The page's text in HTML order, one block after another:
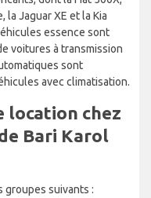
la Jaguar XE et la Kia
essence sont
voitures à transmission
sont
avec climatisation.
location chez
Bari Karol
groupes suivants :